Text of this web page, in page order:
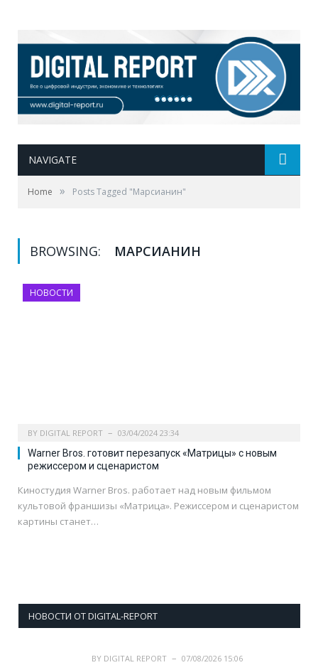
NAVIGATE
Home » Posts Tagged "Марсианин"
BROWSING: МАРСИАНИН
НОВОСТИ
BY DIGITAL REPORT 03/04/2024 23:34
Warner Bros. готовит перезапуск «Матрицы» с новым
режиссером и сценаристом
Киностудия Warner Bros. работает над новым фильмом
культовой франшизы «Матрица». Режиссером и сценаристом
картины станет…
НОВОСТИ ОТ DIGITAL-REPORT
BY DIGITAL REPORT
07/08/2026 15:06